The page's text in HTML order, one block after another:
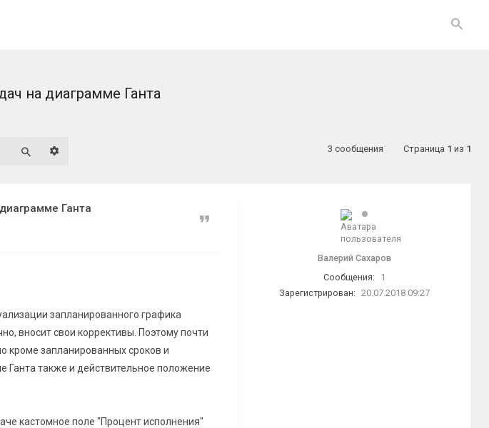
на диаграмме Ганта
Расширенный поиск 3 сообщения Страница 1 из 1
Валерий Сахаров
Сообщения:
1
Зарегистрирован: 20.07.2018 09:27
Ганта
Цитата
запланированного графика
вносит свои коррективы. Поэтому почти
кроме запланированных сроков и
также и действительное положение
кастомное поле "Процент исполнения"